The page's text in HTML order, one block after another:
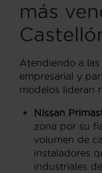
más
Atendiendo a
empresarial y
modelos lideran
Nissan
zona por su
volumen de
instaladores
industriales